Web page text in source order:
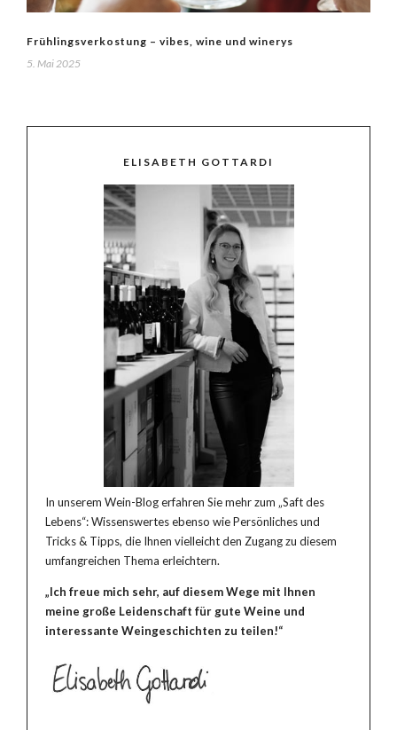
Frühlingsverkostung – vibes, wine und winerys
5. Mai 2025
ELISABETH GOTTARDI
In unserem Wein-Blog erfahren Sie mehr zum „Saft des
Lebens“: Wissenswertes ebenso wie Persönliches und
Tricks & Tipps, die Ihnen vielleicht den Zugang zu diesem
umfangreichen Thema erleichtern.
„Ich freue mich sehr, auf diesem Wege mit Ihnen
meine große Leidenschaft für gute Weine und
interessante Weingeschichten zu teilen!“